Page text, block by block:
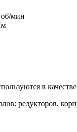
мин
в
редукторов,